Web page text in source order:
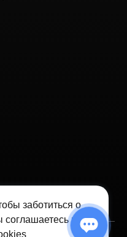
заботиться о
соглашаетесь на